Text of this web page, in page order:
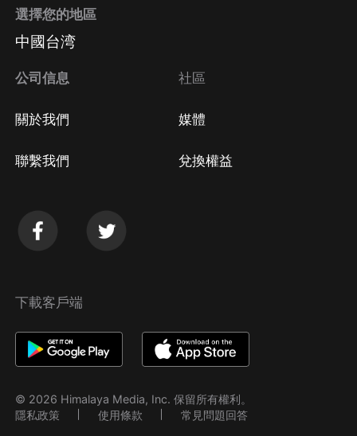
方法 Google Play取消訂閱方法
選擇您的地區
中國台湾
公司信息
關於我們
聯繫我們
社區
媒體
兌換權益
下載客戶端
© 2026 Himalaya Media, Inc. 保留所有權利。
隱私政策
使用條款 常見問題回答